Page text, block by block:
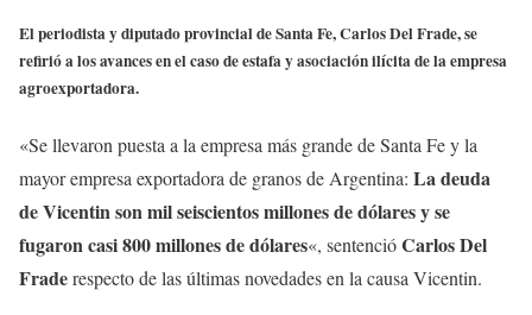
El periodista y diputado provincial de Santa Fe, Carlos Del Frade, se
refirió a los avances en el caso de estafa y asociación ilícita de la empresa
agroexportadora.
«Se llevaron puesta a la empresa más grande de Santa Fe y la
mayor empresa exportadora de granos de Argentina: La deuda
de Vicentin son mil seiscientos millones de dólares y se
fugaron casi 800 millones de dólares«, sentencióCarlos Del
Fraderespecto de las últimas novedades en la causa Vicentin.